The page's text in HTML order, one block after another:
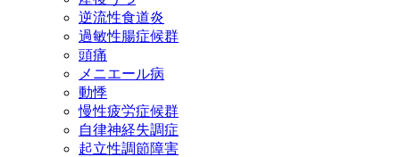
逆流性食道炎
過敏性腸症候群
頭痛
メニエール病
動悸
慢性疲労症候群
自律神経失調症
起立性調節障害